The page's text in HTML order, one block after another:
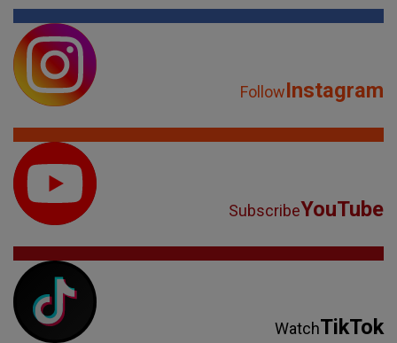
FollowInstagram
SubscribeYouTube
WatchTikTok